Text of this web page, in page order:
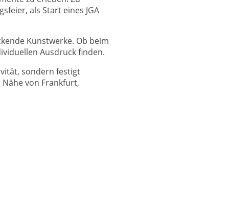
als Start eines JGA
Kunstwerke. Ob beim
Ausdruck finden.
sondern festigt
von Frankfurt,